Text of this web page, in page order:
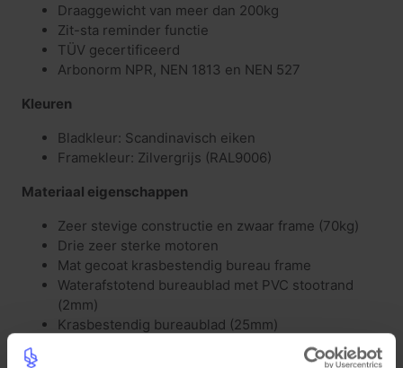
Draaggewicht van meer dan 200kg
Zit-sta reminder functie
TÜV gecertificeerd
Arbonorm NPR, NEN 1813 en NEN 527
Kleuren
Bladkleur: Scandinavisch eiken
Framekleur: Zilvergrijs (RAL9006)
Materiaal eigenschappen
Zeer stevige constructie en zwaar frame (70kg)
Drie zeer sterke motoren
Mat gecoat krasbestendig bureau frame
Waterafstotend bureaublad met PVC stootrand
(2mm)
Krasbestendig bureaublad (25mm)
Functionele eigenschappen